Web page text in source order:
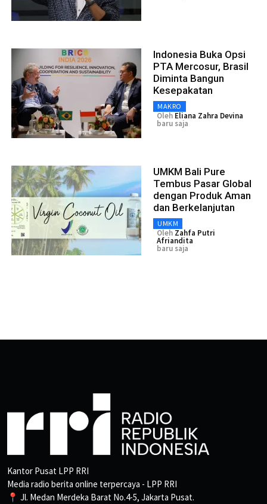
Indonesia Buka Opsi
PTA Mercosur, Brasil
Diminta Bangun
Kesepakatan
MAKRO
Oleh Eliana Zahra Devina
baru saja
UMKM Bali Pure
Tembus Pasar Global
dengan Produk Aman
dan Berkelanjutan
UMKM
Oleh Zahfa Putri
Afriandita
baru saja
Kantor Pusat LPP RRI
Media radio berita online terpercaya - LPP RRI
📍 Jl. Medan Merdeka Barat No.4-5, Jakarta Pusat.